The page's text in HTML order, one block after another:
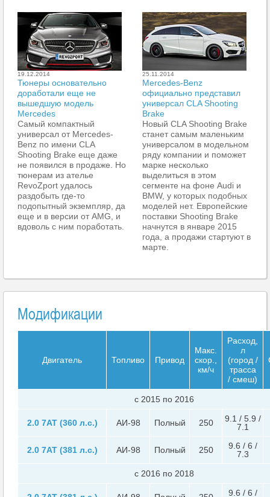
19.12.2014
Тюнеры основательно
доработали еще не
вышедшую модель
Mercedes
Самый компактный
универсал от Mercedes-
Benz по имени CLA
Shooting Brake еще даже
не появился в продаже. Но
тюнерам из ателье
RevoZport удалось
раздобыть где-то
подопытный экземпляр, да
еще и в версии от AMG, и
вдоволь с ним поработать.
25.11.2014
Mercedes-Benz
официально представил
универсал CLA Shooting
Brake
Новый CLA Shooting Brake
станет самым маленьким
универсалом в модельном
ряду компании и поможет
марке несколько
выделиться в этом
сегменте на фоне Audi и
BMW, у которых подобных
моделей нет. Европейские
поставки Shooting Brake
начнутся в январе 2015
года, а продажи стартуют в
марте.
Модификации
Двигатель Топливо Привод
Макс.
скор.,
км/ч
Расход,
л
(город /
трасса
/ смеш)
c 2015 по 2016
2.0 7AT (360 л.с.) АИ-98 Полный 250
9.1 / 5.9 /
7.1
2.0 7AT (381 л.с.) АИ-98 Полный 250
9.6 / 6 /
7.3
c 2016 по 2018
9.6 / 6 /